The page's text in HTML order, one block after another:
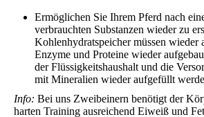
Ermöglichen Sie Ihrem Pferd nach
verbrauchten Substanzen wieder zu
Kohlenhydratspeicher müssen wieder
Enzyme und Proteine wieder
der Flüssigkeitshaushalt und die
mit Mineralien wieder aufgefüllt
Info: Bei uns Zweibeinern benötigt der
harten Training ausreichend Eiweiß und